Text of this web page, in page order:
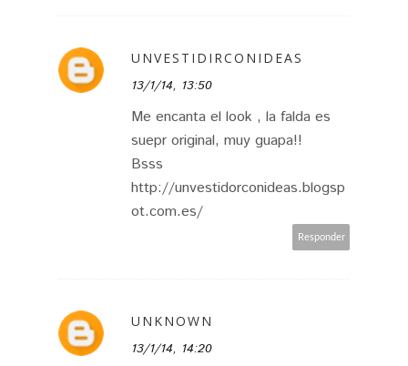
UNVESTIDIRCONIDEAS
13/1/14, 13:50
Me encanta el look , la falda es
suepr original, muy guapa!!
Bsss
http://unvestidorconideas.blogsp
ot.com.es/
Responder
UNKNOWN
13/1/14, 14:20